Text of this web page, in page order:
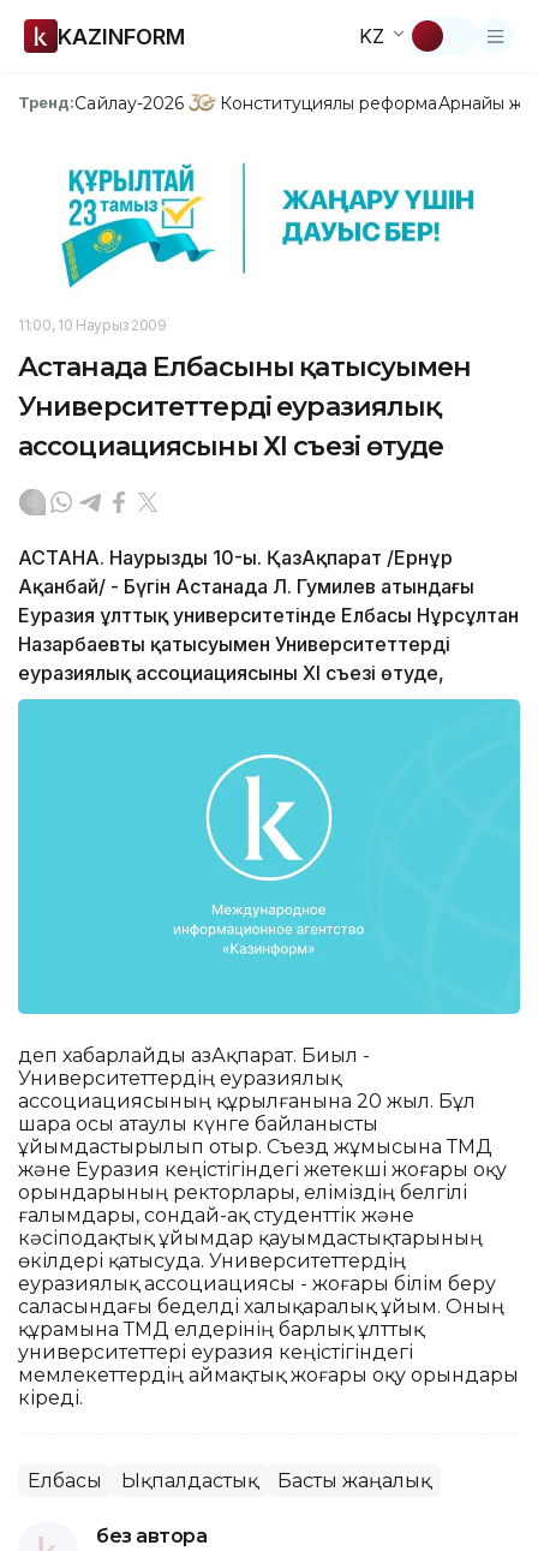
KAZINFORM KZ
Тренд:Сайлау-2026 Конституциялық реформаАрнайы
11:00, 10 Наурыз 2009
Астанада Елбасының қатысуымен
Университеттердің еуразиялық
ассоциациясының ХІ съезі өтуде
АСТАНА. Наурыздың 10-ы. ҚазАқпарат /Ернұр
Ақанбай/ - Бүгін Астанада Л. Гумилев атындағы
Еуразия ұлттық университетінде Елбасы Нұрсұлтан
Назарбаевтың қатысуымен Университеттердің
еуразиялық ассоциациясының ХІ съезі өтуде,
деп хабарлайды ҚазАқпарат. Биыл -
Университеттердің еуразиялық
ассоциациясының құрылғанына 20 жыл. Бұл
шара осы атаулы күнге байланысты
ұйымдастырылып отыр. Съезд жұмысына ТМД
және Еуразия кеңістігіндегі жетекші жоғары оқу
орындарының ректорлары, еліміздің белгілі
ғалымдары, сондай-ақ студенттік және
кәсіподақтық ұйымдар қауымдастықтарының
өкілдері қатысуда. Университеттердің
еуразиялық ассоциациясы - жоғары білім беру
саласындағы беделді халықаралық ұйым. Оның
құрамына ТМД елдерінің барлық ұлттық
университеттері еуразия кеңістігіндегі
мемлекеттердің аймақтық жоғары оқу орындары
кіреді.
Елбасы Ықпалдастық Басты жаңалық
без автора